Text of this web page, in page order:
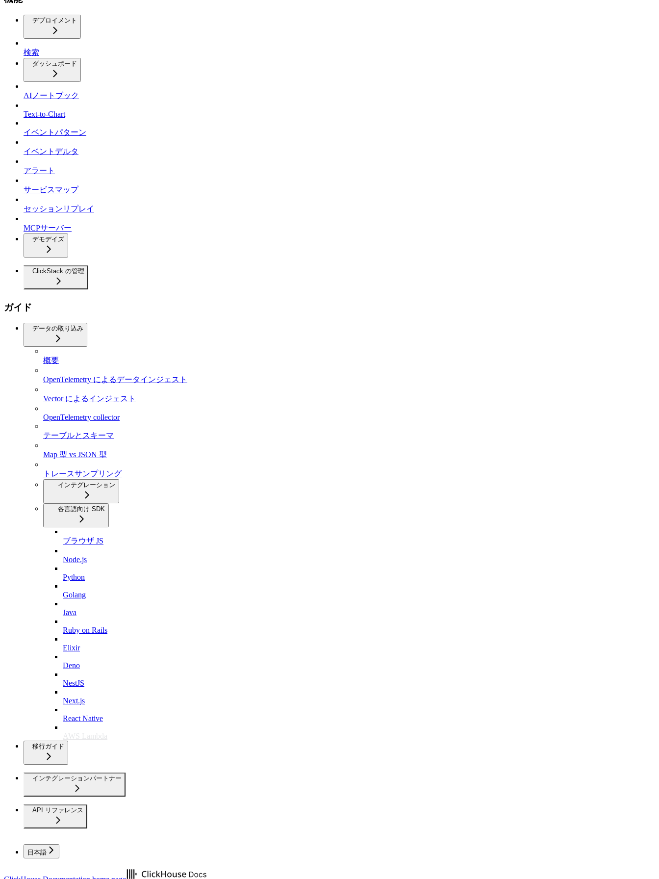
デプロイメント
検索
ダッシュボード
AIノートブック
Text-to-Chart
イベントパターン
イベントデルタ
アラート
サービスマップ
セッションリプレイ
MCPサーバー
デモデイズ
ClickStack の管理
ガイド
データの取り込み
概要
OpenTelemetry によるデータインジェスト
Vector によるインジェスト
OpenTelemetry collector
テーブルとスキーマ
Map 型 vs JSON 型
トレースサンプリング
インテグレーション
各言語向け SDK
ブラウザ JS
Node.js
Python
Golang
Java
Ruby on Rails
Elixir
Deno
NestJS
Next.js
React Native
AWS Lambda
移行ガイド
インテグレーションパートナー
API リファレンス
日本語